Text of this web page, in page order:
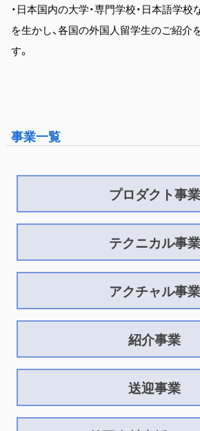
・日本国内の大学・専門学校・日本語学
を生かし、各国の外国人留学生のご紹介
す。
事業一覧
プロダクト事業
テクニカル事業
アクチャル事業
紹介事業
送迎事業